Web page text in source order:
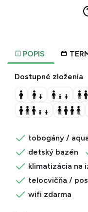
POPIS
Dostupné zloženia
tobogány /
detský bazén
klimatizácia na
telocvičňa /
wifi zdarma